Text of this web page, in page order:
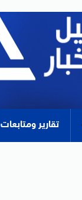
تقارير ومتابعات